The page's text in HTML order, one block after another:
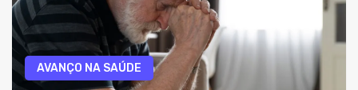
08.Ago.2026 - PM presta apoio ao Conselho
08.Ago.2026 - Projeto prevê até 20 anos de
08.Ago.2026 - Homem com mandado de prisão
AVANÇO NA SAÚDE